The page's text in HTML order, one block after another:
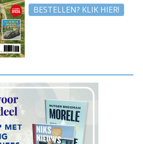
BESTELLEN? KLIK HIER!